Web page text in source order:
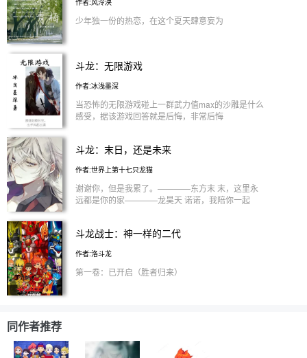
作者:风泠泱
少年独一份的热恋，在这个夏天肆意妄为
斗龙：无限游戏
作者:冰浅墨深
当恐怖的无限游戏碰上一群武力值max的沙雕是什么
感受，据该游戏回答就是后悔，非常后悔
斗龙：末日，还是未来
作者:世界上第十七只龙猫
谢谢你，但是我累了。————东方末 末，这里永
远都是你的家————龙昊天 诺诺，我陪你一起
————凯风
斗龙战士：神一样的二代
作者:洛斗龙
第一卷：已开启（胜者归来）
同作者推荐